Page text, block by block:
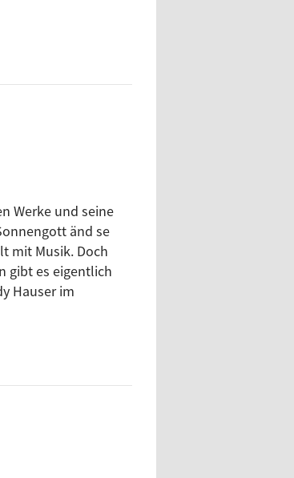
Werke und seine
änd se
mit Musik. Doch
gibt es eigentlich
Hauser im